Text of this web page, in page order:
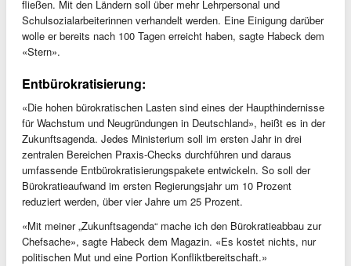
fließen. Mit den Ländern soll über mehr Lehrpersonal und
Schulsozialarbeiterinnen verhandelt werden. Eine Einigung darüber
wolle er bereits nach 100 Tagen erreicht haben, sagte Habeck dem
«Stern».
Entbürokratisierung:
«Die hohen bürokratischen Lasten sind eines der Haupthindernisse
für Wachstum und Neugründungen in Deutschland», heißt es in der
Zukunftsagenda. Jedes Ministerium soll im ersten Jahr in drei
zentralen Bereichen Praxis-Checks durchführen und daraus
umfassende Entbürokratisierungspakete entwickeln. So soll der
Bürokratieaufwand im ersten Regierungsjahr um 10 Prozent
reduziert werden, über vier Jahre um 25 Prozent.
«Mit meiner „Zukunftsagenda“ mache ich den Bürokratieabbau zur
Chefsache», sagte Habeck dem Magazin. «Es kostet nichts, nur
politischen Mut und eine Portion Konfliktbereitschaft.»